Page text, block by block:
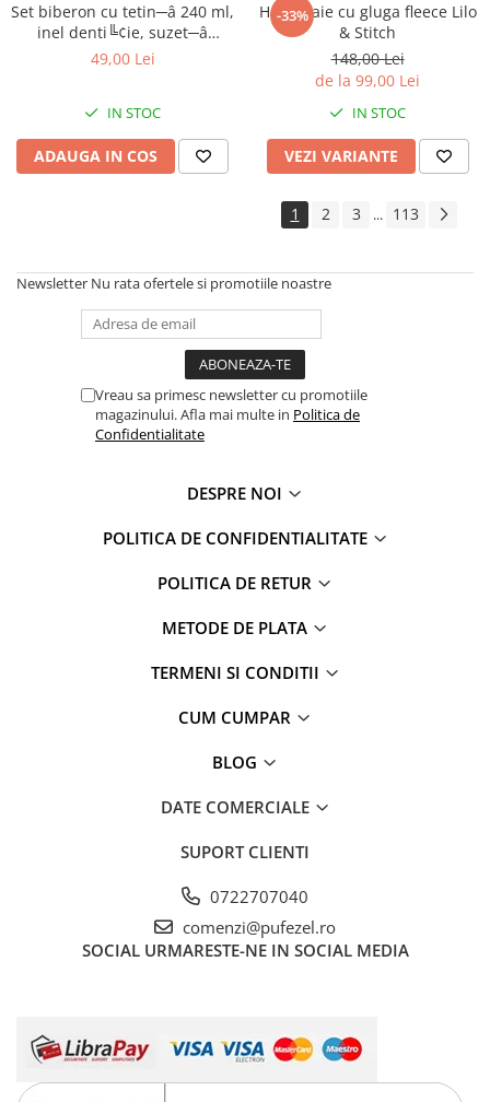
Set biberon cu tetin─â 240 ml,
inel denti╚¢ie, suzet─â
ortodontic─â ╚Öi suport
49,00 Lei
IN STOC
ADAUGA IN COS
-33%
Halat baie cu gluga fleece Lilo
& Stitch
148,00 Lei
de la 99,00 Lei
IN STOC
VEZI VARIANTE
1 2 3 ... 113
Newsletter Nu rata ofertele si promotiile noastre
Vreau sa primesc newsletter cu promotiile
magazinului. Afla mai multe in Politica de
Confidentialitate
DESPRE NOI
POLITICA DE CONFIDENTIALITATE
POLITICA DE RETUR
METODE DE PLATA
TERMENI SI CONDITII
CUM CUMPAR
BLOG
DATE COMERCIALE
SUPORT CLIENTI
0722707040
comenzi@pufezel.ro
SOCIAL URMARESTE-NE IN SOCIAL MEDIA